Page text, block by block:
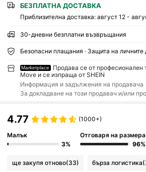
БЕЗПЛАТНА ДОСТАВКА
Приблизителна доставка: август 12 -
30-дневни безплатни възвръщания
Безопасни плащания · Защита на личните
Marketplace
Продава се от професионален
Move и се изпраща от SHEIN
Информация и задължения на продавача
За докладване на този продавач и/или
4.77 (1000+)
Малък
3%
Отговаря на размера
96%
ще закупя отново(33) бърза логистика